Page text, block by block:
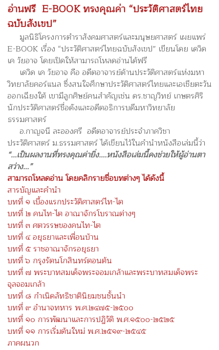
อ่านฟรี E-BOOK ทรงคุณค่า “ประวัติศาสตร์ไทย
ฉบับสังเขป”
มูลนิธิโครงการตำราสังคมศาสตร์และมนุษยศาสตร์ เผยแพร่
E-BOOK เรื่อง “ประวัติศาสตร์ไทยฉบับสังเขป” เขียนโดย เดวิด
เค วัยอาจ โดยเปิดให้สามารถโหลดอ่านได้ฟรี
เดวิด เค วัยอาจ คือ อดีตอาจารย์ด้านประวัติศาสตร์แห่งมหา
วิทยาลัยคอร์แนล ซึ่งสนใจศึกษาประวัติศาสตร์ไทยและเอเชียตะวัน
ออกเฉียงใต้ เขามีลูกศิษย์คนสำคัญเช่น ดร.ชาญวิทย์ เกษตรศิริ
นักประวัติศาสตร์ชื่อดังและอดีตอธิการบดีมหาวิทยาลัย
ธรรมศาสตร์
อ.กาญจนี ละอองศรี อดีตอาจารย์ประจำภาควิชา
ประวัติศาสตร์ ม.ธรรมศาสตร์ ได้เขียนไว้ในคำนำหนังสือเล่มนี้ว่า
“...เป็นผลงานที่ทรงคุณค่ายิ่ง....หนังสือเล่มนี้คงช่วยให้ผู้อ่านตา
สว่าง...”
สามารถโหลดอ่าน โดยคลิกรายชื่อบทต่างๆ ได้ดังนี้
สารบัญและคำนำ
บทที่ ๑ เบื้องแรกประวัติศาสตร์ไท-ไต
บทที่ ๒ คนไท-ไต อาณาจักรโบราณต่างๆ
บทที่ ๓ ศตวรรษของคนไท-ไต
บทที่ ๔ อยุธยาและเพื่อนบ้าน
บทที่ ๕ ราชอาณาจักรอยุธยา
บทที่ ๖ กรุงรัตนโกสินทร์ตอนต้น
บทที่ ๗ พระบาทสมเด็จพระจอมเกล้าและพระบาทสมเด็จพระ
จุลจอมเกล้า
บทที่ ๘ กำเนิดลัทธิชาตินิยมชนชั้นนำ
บทที่ ๙ อำนาจทหาร พ.ศ.๒๔๗๕-๒๕๐๐
บทที่ ๑๐ การพัฒนาและการปฏิวัติ พ.ศ.๑๕๐๐-๒๕๒๕
บทที่ ๑๑ การเริ่มต้นใหม่ พ.ศ.๒๕๑๙-๒๕๔๕
ภาคผนวก